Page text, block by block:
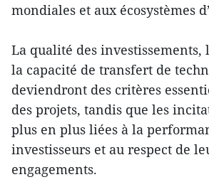
mondiales et aux écosystèmes
La qualité des
la capacité de transfert de
deviendront des critères
des projets, tandis que les
plus en plus liées à la
investisseurs et au respect de
engagements.